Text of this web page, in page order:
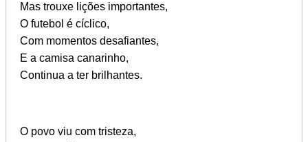
Mas trouxe lições importantes,
O futebol é cíclico,
Com momentos desafiantes,
E a camisa canarinho,
Continua a ter brilhantes.
O povo viu com tristeza,